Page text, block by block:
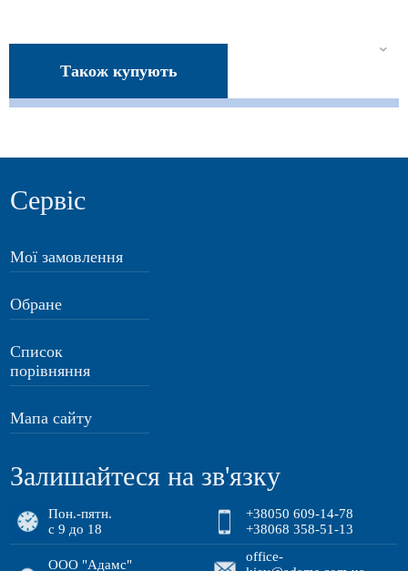
Також купують
Сервіс
Мої замовлення
Обране
Список
порівняння
Мапа сайту
Залишайтеся на зв'язку
Пон.-пятн.
с 9 до 18
+38050 609-14-78
+38068 358-51-13
ООО "Адамс"
office-